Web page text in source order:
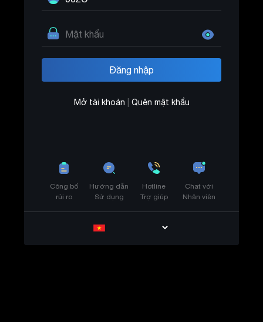
Mở tài khoản Quên mật khẩu
Công bố
rủi ro
Hướng dẫn
Sử dụng
Hotline
Trợ giúp
Chat với
Nhân viên